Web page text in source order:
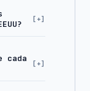
cada